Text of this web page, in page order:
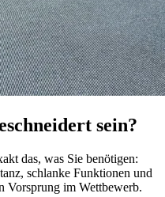
sein?
das, was Sie benötigen:
schlanke Funktionen und
Vorsprung im Wettbewerb.